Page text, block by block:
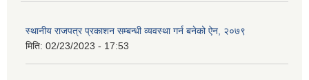
स्थानीय राजपत्र प्रकाशन सम्बन्धी व्यवस्था गर्न बनेको ऐन, २०७९
मिति: 02/23/2023 - 17:53